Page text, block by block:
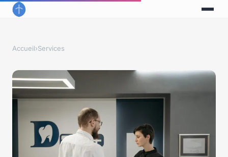
Accueil›Services